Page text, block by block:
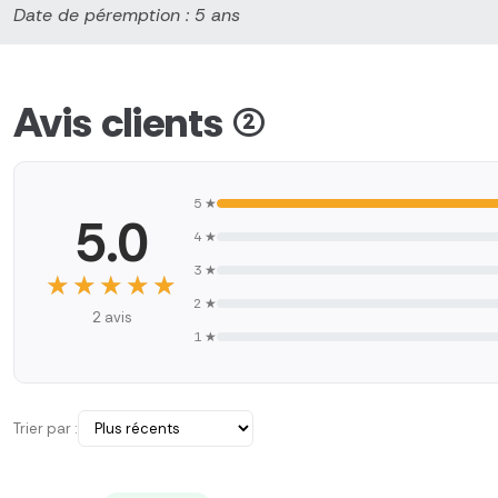
Date de péremption : 5 ans
Avis clients (2)
5.0
★★★★★
★★★★★
2 avis
5 ★
4 ★
3 ★
2 ★
1 ★
Trier par :